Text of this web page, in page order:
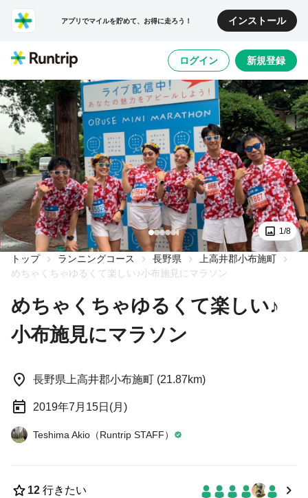
アプリでマイルを貯めて、お得に走ろう！ インストール
ログイン 新規登録
1/8
トップ ランニングコース 長野県
上高井郡小布施町
めちゃくちゃゆるくて楽しい♪小布施見にマラソン
めちゃくちゃゆるくて楽しい♪
小布施見にマラソン
長野県上高井郡小布施町 (21.87km)
2019年7月15日(月)
Teshima Akio（Runtrip STAFF）
12 行きたい